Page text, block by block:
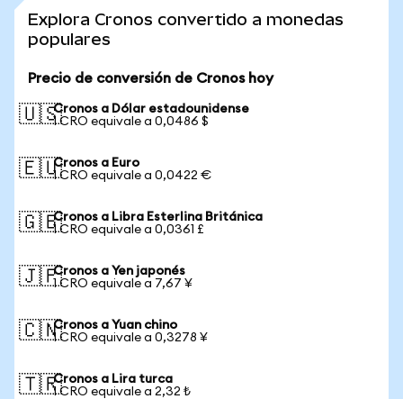
Explora Cronos convertido a monedas
populares
Precio de conversión de Cronos hoy
🇺🇸Cronos a Dólar estadounidense
1 CRO equivale a 0,0486 $
🇪🇺Cronos a Euro
1 CRO equivale a 0,0422 €
🇬🇧Cronos a Libra Esterlina Británica
1 CRO equivale a 0,0361 £
🇯🇵Cronos a Yen japonés
1 CRO equivale a 7,67 ¥
🇨🇳Cronos a Yuan chino
1 CRO equivale a 0,3278 ¥
🇹🇷Cronos a Lira turca
1 CRO equivale a 2,32 ₺